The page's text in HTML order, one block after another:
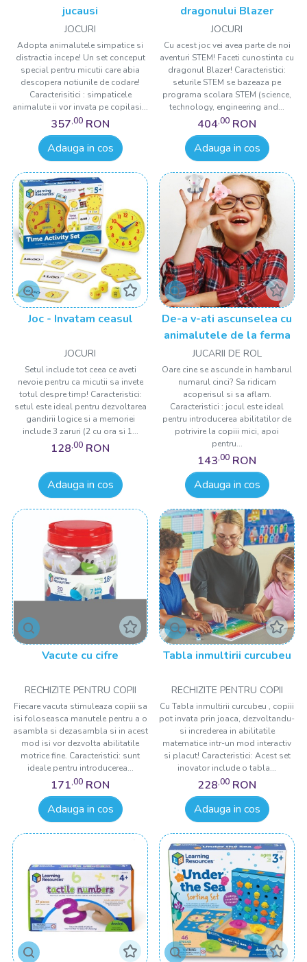
jucausi
JOCURI
Adopta animalutele simpatice si
distractia incepe! Un set conceput
special pentru micutii care abia
descopera notiunile de codare!
Caracterisitici : simpaticele
animalute ii vor invata pe copilasi...
357,00 RON
Adauga in cos
dragonului Blazer
JOCURI
Cu acest joc vei avea parte de noi
aventuri STEM! Faceti cunostinta cu
dragonul Blazer! Caracteristici:
seturile STEM se bazeaza pe
programa scolara STEM (science,
technology, engineering and...
404,00 RON
Adauga in cos
Joc - Invatam ceasul
JOCURI
Setul include tot ceea ce aveti
nevoie pentru ca micutii sa invete
totul despre timp! Caracteristici:
setul este ideal pentru dezvoltarea
gandirii logice si a memoriei
include 3 zaruri (2 cu ora si 1...
128,00 RON
Adauga in cos
De-a v-ati ascunselea cu
animalutele de la ferma
JUCARII DE ROL
Oare cine se ascunde in hambarul
numarul cinci? Sa ridicam
acoperisul si sa aflam.
Caracteristici : jocul este ideal
pentru introducerea abilitatilor de
potrivire la copiii mici, apoi
pentru...
143,00 RON
Adauga in cos
Vacute cu cifre
RECHIZITE PENTRU COPII
Fiecare vacuta stimuleaza copiii sa
isi foloseasca manutele pentru a o
asambla si dezasambla si in acest
mod isi vor dezvolta abilitatile
motrice fine. Caracteristici: sunt
ideale pentru introducerea...
171,00 RON
Adauga in cos
Tabla inmultirii curcubeu
RECHIZITE PENTRU COPII
Cu Tabla inmultirii curcubeu , copiii
pot invata prin joaca, dezvoltandu-
si increderea in abilitatile
matematice intr-un mod interactiv
si placut! Caracteristici: Acest set
inovator include o tabla...
228,00 RON
Adauga in cos